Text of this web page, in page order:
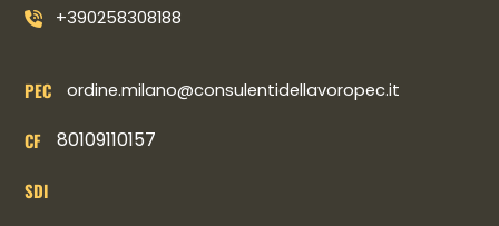
+390258308188
PEC ordine.milano@consulentidellavoropec.it
CF 80109110157
SDI